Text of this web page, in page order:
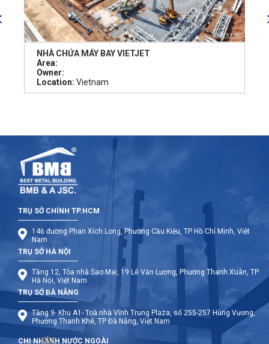
NHÀ CHỨA MÁY BAY VIETJET
Area:
Owner:
Location: Vietnam
TRỤ SỞ CHÍNH TP.HCM
146 đường Phan Xích Long, Phường Cầu Kiệu, TP Hồ Chí Minh, Việt
Nam
TRỤ SỞ HÀ NỘI
Tầng 12, Tòa nhà Sao Mai, 19 Lê Văn Lương, Phường Thanh Xuân, TP
Hà Nội, Việt Nam
TRỤ SỞ ĐÀ NẴNG
Tầng 9- Khu A1- Toà nhà Vĩnh Trung Plaza, số 255-257 Hùng Vương,
Phường Thanh Khê, TP Đà Nẵng, Việt Nam
CHI NHÁNH NƯỚC NGOÀI